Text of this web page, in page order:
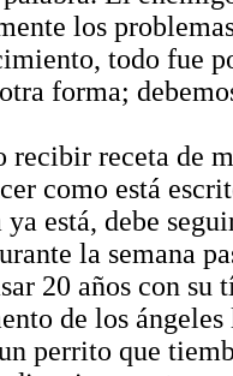
los
todo fue
forma;
recibir receta de
como está
está, debe
la semana
20 años con
de los
perrito que